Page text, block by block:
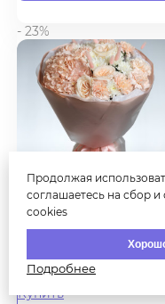
- 23%
Пудровый букет с
пионовидной розой и
6730₽
В наличии
Купить
Продолжая
соглашаетесь на сбор
cookies
Подробнее